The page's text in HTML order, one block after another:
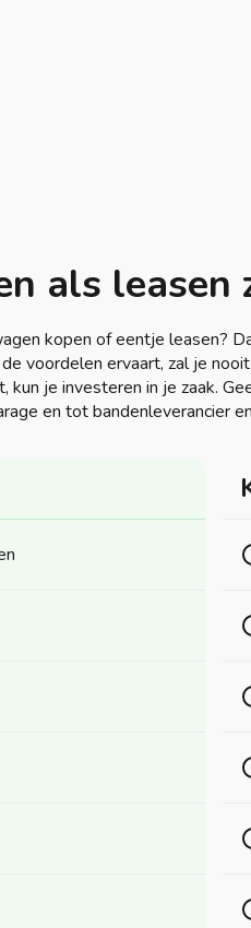
als leasen
kopen of eentje leasen?
voordelen ervaart, zal je
je investeren in je zaak.
en tot bandenleverancier